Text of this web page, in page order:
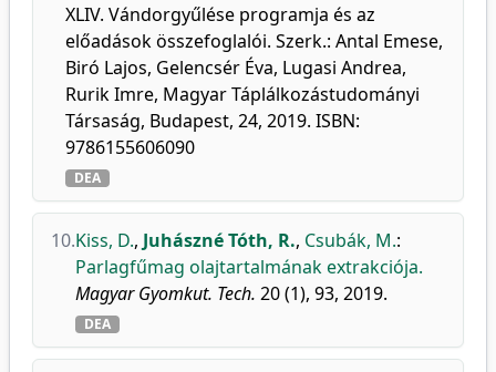
XLIV. Vándorgyűlése programja és az
előadások összefoglalói. Szerk.: Antal Emese,
Biró Lajos, Gelencsér Éva, Lugasi Andrea,
Rurik Imre, Magyar Táplálkozástudományi
Társaság, Budapest, 24, 2019. ISBN:
9786155606090
DEA
10.Kiss, D., Juhászné Tóth, R., Csubák, M.:
Parlagfűmag olajtartalmának extrakciója.
Magyar Gyomkut. Tech. 20 (1), 93, 2019.
DEA